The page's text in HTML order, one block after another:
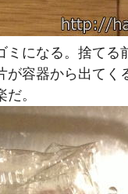
になる。捨てる
容器から出てく
。